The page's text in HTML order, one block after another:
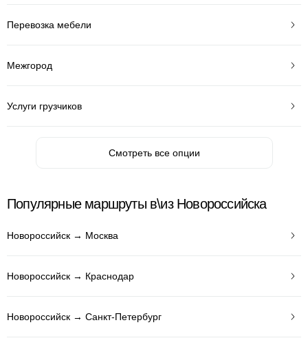
Перевозка мебели
Межгород
Услуги грузчиков
Смотреть все опции
Популярные маршруты в\из Новороссийска
Новороссийск → Москва
Новороссийск → Краснодар
Новороссийск → Санкт-Петербург